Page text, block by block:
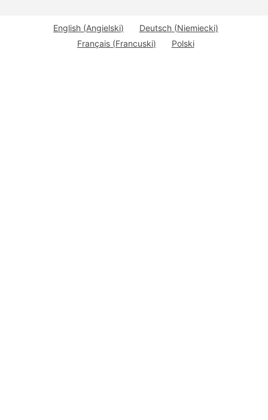
English (Angielski) Deutsch(Niemiecki)
Français (Francuski) Polski